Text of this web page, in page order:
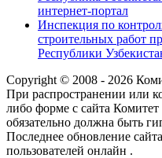
интернет-портал
Инспекция по
строительных работ
Республики
Copyright © 2008 - 2026
При распространении или
либо форме с сайта
обязательно должна быть
Последнее обновление сайта
пользователей онлайн .